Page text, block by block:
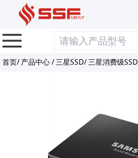
首页/产品中心/三星SSD/三星消费级SSD